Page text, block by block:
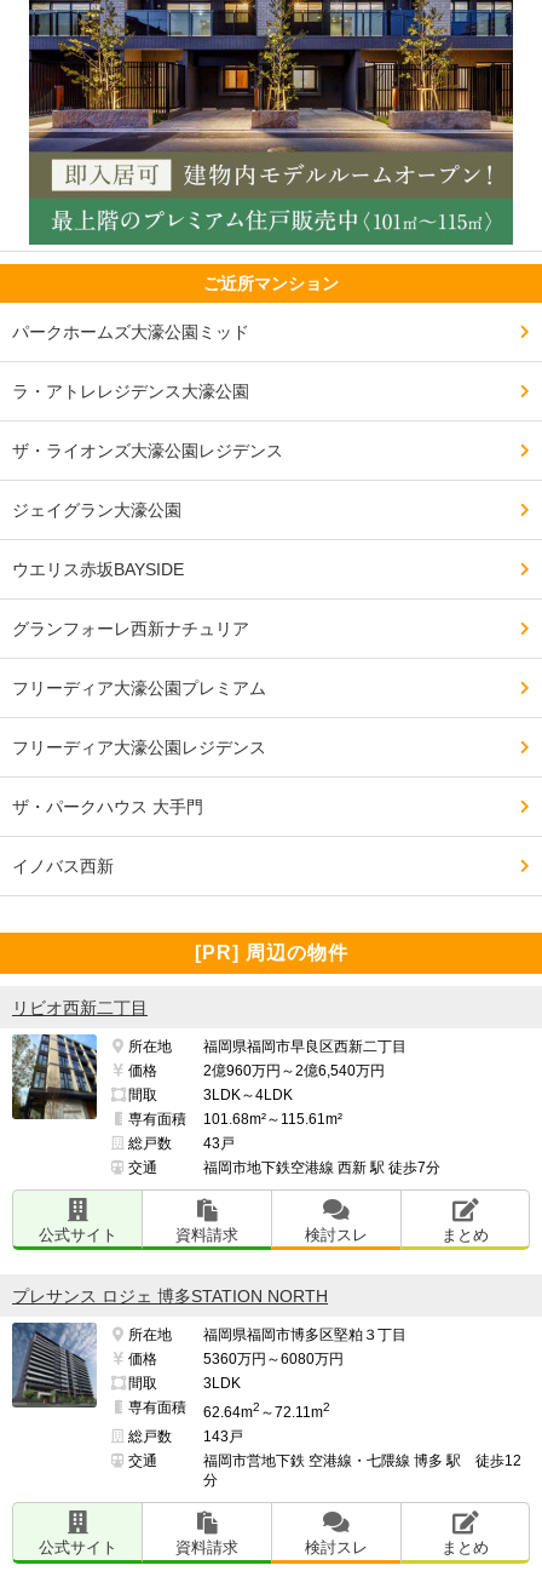
ご近所マンション
パークホームズ大濠公園ミッド
ラ・アトレレジデンス大濠公園
ザ・ライオンズ大濠公園レジデンス
ジェイグラン大濠公園
ウエリス赤坂BAYSIDE
グランフォーレ西新ナチュリア
フリーディア大濠公園プレミアム
フリーディア大濠公園レジデンス
ザ・パークハウス 大手門
イノバス西新
[PR] 周辺の物件
リビオ西新二丁目
所在地
福岡県福岡市早良区西新二丁目
価格
2億960万円～2億6,540万円
間取
3LDK～4LDK
専有面積
101.68m²～115.61m²
総戸数
43戸
交通
福岡市地下鉄空港線 西新 駅 徒歩7分
公式サイト 資料請求 検討スレ まとめ
プレサンス ロジェ 博多STATION NORTH
所在地
福岡県福岡市博多区堅粕３丁目
価格
5360万円～6080万円
間取
3LDK
専有面積
62.64m2 ～72.11m2
総戸数
143戸
交通
福岡市営地下鉄 空港線・七隈線 博多 駅 徒歩12
分
公式サイト 資料請求 検討スレ まとめ